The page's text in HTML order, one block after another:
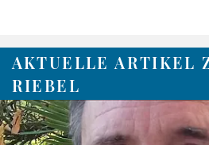
AKTUELLE ARTIKEL
RIEBEL